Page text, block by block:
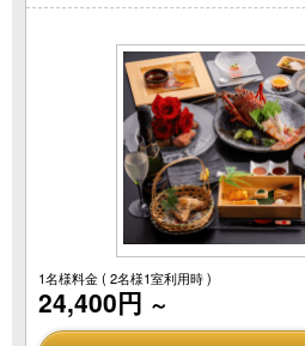
1名様料金( 2名様1室利用時 )
24,400円 ～